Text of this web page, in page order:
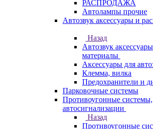
РАСПРОДАЖА
Автолампы прочие
Автозвук аксессуары и
Назад
Автозвук
материалы
Аксессуары для
Клемма, вилка
Предохранители и
Парковочные системы
Противоугонные системы,
автосигнализации
Назад
Противоугонные